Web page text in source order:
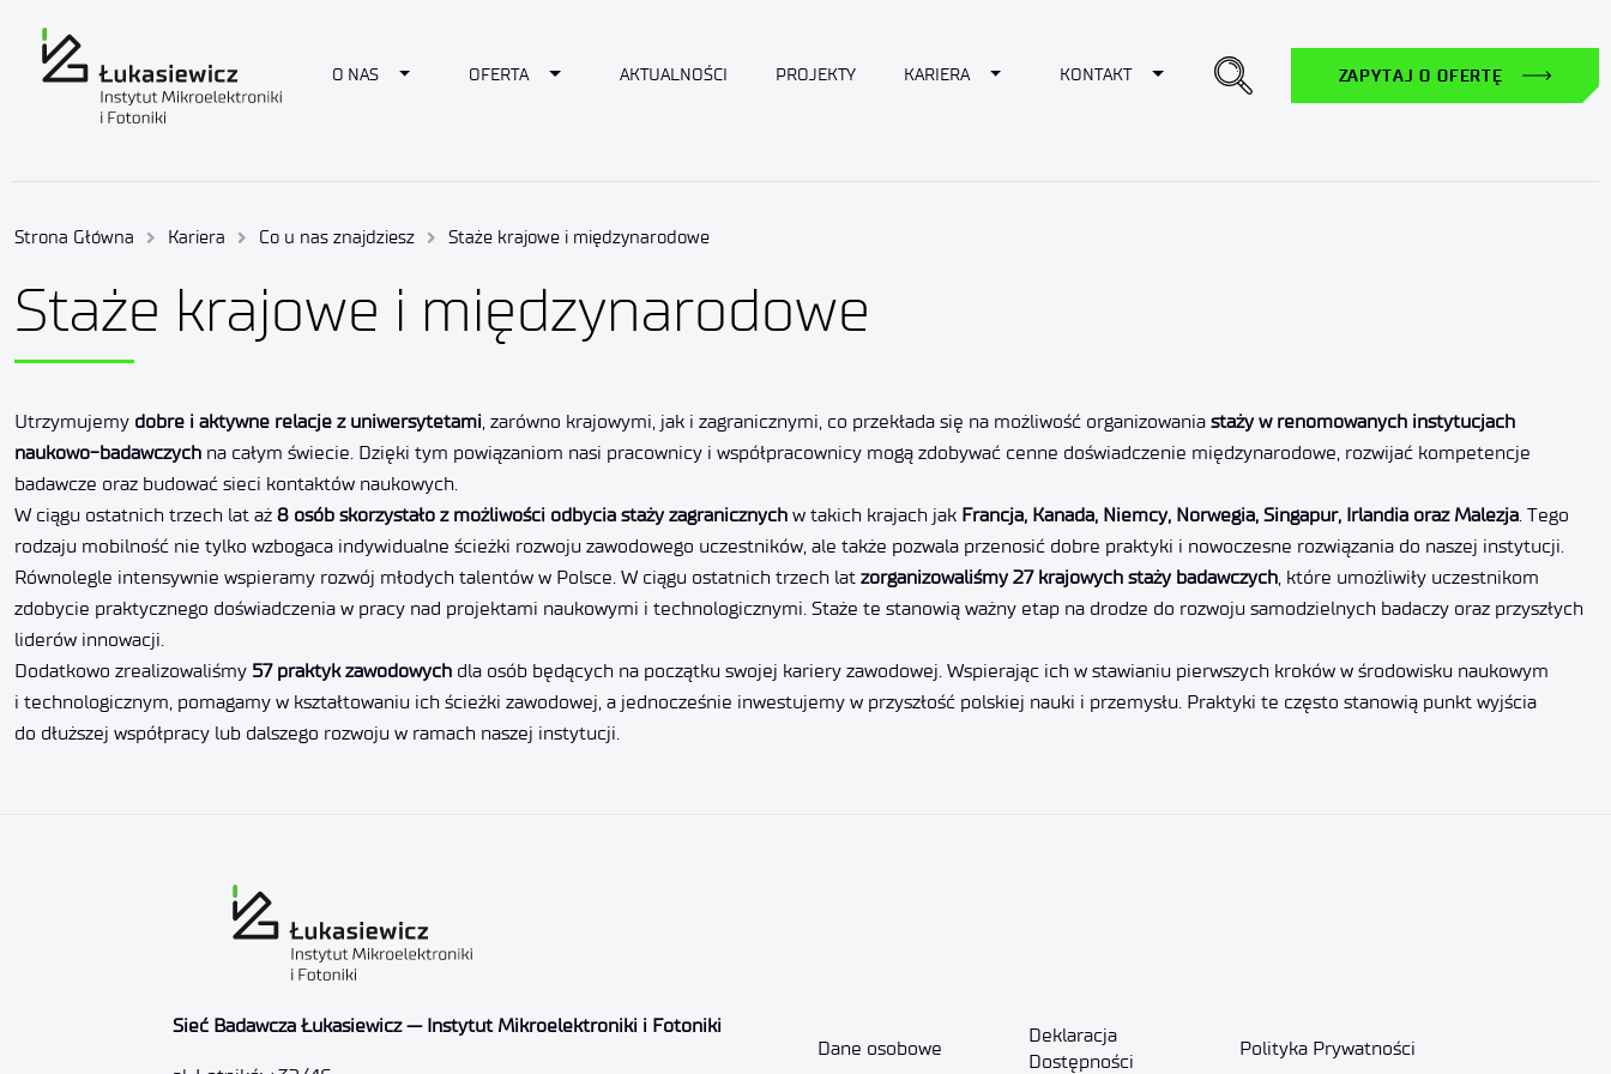
O NAS Toggle Dropdown
OFERTA Toggle Dropdown
AKTUALNOŚCI PROJEKTY KARIERA Toggle Dropdown
KONTAKT Toggle Dropdown ZAPYTAJ O OFERTĘ
Strona Główna Kariera Co u nas znajdziesz Staże krajowe i międzynarodowe
Staże krajowe i międzynarodowe
Utrzymujemy dobre i aktywne relacje z uniwersytetami, zarówno krajowymi, jak i zagranicznymi, co przekłada się na możliwość organizowania staży w renomowanych instytucjach
naukowo-badawczych na całym świecie. Dzięki tym powiązaniom nasi pracownicy i współpracownicy mogą zdobywać cenne doświadczenie międzynarodowe, rozwijać kompetencje
badawcze oraz budować sieci kontaktów naukowych.
W ciągu ostatnich trzech lat aż 8 osób skorzystało z możliwości odbycia staży zagranicznych w takich krajach jak Francja, Kanada, Niemcy, Norwegia, Singapur, Irlandia oraz Malezja. Tego
rodzaju mobilność nie tylko wzbogaca indywidualne ścieżki rozwoju zawodowego uczestników, ale także pozwala przenosić dobre praktyki i nowoczesne rozwiązania do naszej instytucji.
Równolegle intensywnie wspieramy rozwój młodych talentów w Polsce. W ciągu ostatnich trzech lat zorganizowaliśmy 27 krajowych staży badawczych, które umożliwiły uczestnikom
zdobycie praktycznego doświadczenia w pracy nad projektami naukowymi i technologicznymi. Staże te stanowią ważny etap na drodze do rozwoju samodzielnych badaczy oraz przyszłych
liderów innowacji.
Dodatkowo zrealizowaliśmy 57 praktyk zawodowych dla osób będących na początku swojej kariery zawodowej. Wspierając ich w stawianiu pierwszych kroków w środowisku naukowym
i technologicznym, pomagamy w kształtowaniu ich ścieżki zawodowej, a jednocześnie inwestujemy w przyszłość polskiej nauki i przemysłu. Praktyki te często stanowią punkt wyjścia
do dłuższej współpracy lub dalszego rozwoju w ramach naszej instytucji.
Sieć Badawcza Łukasiewicz — Instytut Mikroelektroniki i Fotoniki
Dane osobowe
Deklaracja
Dostępności
Polityka Prywatności